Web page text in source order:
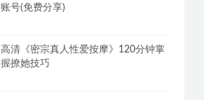
账号(免费分享)
高清《密宗真人性爱按摩》120分钟掌
握撩她技巧